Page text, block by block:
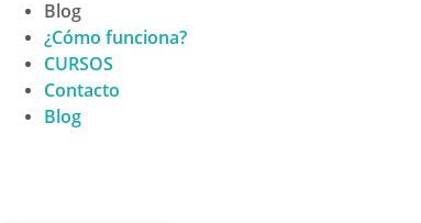
Blog
¿Cómo funciona?
CURSOS
Contacto
Blog